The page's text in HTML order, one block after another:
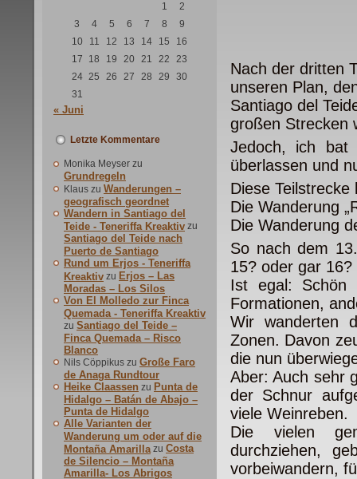
1
2
3
4 5 6 7 8
9
10
11 12 13 14 15
16
17
18 19 20 21 22
23
24 25 26 27 28 29
30
31
« Juni
Letzte Kommentare
Monika Meyser zu
Grundregeln
Klaus zu Wanderungen –
geografisch geordnet
Wandern in Santiago del
Teide - Teneriffa Kreaktiv zu
Santiago del Teide nach
Puerto de Santiago
Rund um Erjos - Teneriffa
Kreaktiv zu Erjos – Las
Moradas – Los Silos
Von El Molledo zur Finca
Quemada - Teneriffa Kreaktiv
zu Santiago del Teide –
Finca Quemada – Risco
Blanco
Nils Cöppikus zu Große Faro
de Anaga Rundtour
Heike Claassen zu Punta de
Hidalgo – Batán de Abajo –
Punta de Hidalgo
Alle Varianten der
Wanderung um oder auf die
Montaña Amarilla zu Costa
de Silencio – Montaña
Amarilla- Los Abrigos
Nach der dritten
unseren Plan,
Santiago del
großen Strecken
Jedoch, ich bat
überlassen und
Diese
Die Wanderung
Die Wanderung
So nach dem
15? oder gar 16?
Ist egal: Schön
Formationen,
Wir wanderten
Zonen. Davon
die nun
Aber: Auch sehr
der Schnur
viele Weinreben.
Die vielen
durchziehen,
vorbeiwandern,